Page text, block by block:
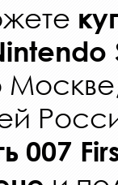
007